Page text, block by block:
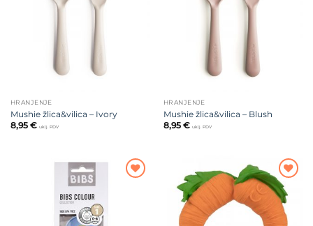
HRANJENJE
Mushie žlica&vilica – Ivory
8,95 € uklj. PDV
HRANJENJE
Mushie žlica&vilica – Blush
8,95 € uklj. PDV
Dodajte
na listu
želja